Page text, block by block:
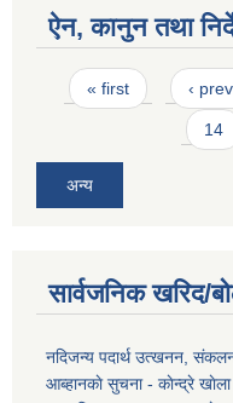
ऐन, कानुन तथा
Pages
« first ‹
14
अन्य
सार्वजनिक खरिद/
नदिजन्य पदार्थ उत्खनन,
आब्हानकाे सुचना - काेन्द्रे